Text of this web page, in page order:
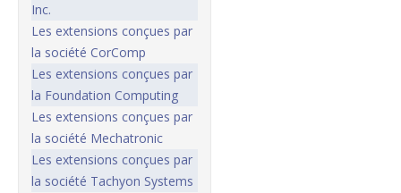
Inc.
Les extensions conçues par
la société CorComp
Les extensions conçues par
la Foundation Computing
Les extensions conçues par
la société Mechatronic
Les extensions conçues par
la société Tachyon Systems